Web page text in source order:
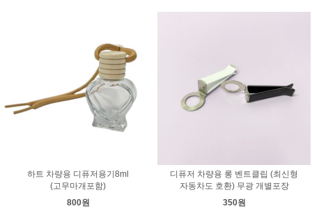
하트 차량용 디퓨저용기8ml
(고무마개포함)
800원
디퓨저 차량용 롱 벤트클립 (최신형
자동차도 호환) 무광 개별포장
350원